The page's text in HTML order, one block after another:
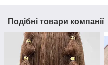
Подібні товари компанії